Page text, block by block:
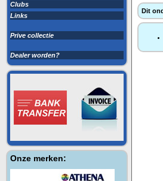
Clubs
Links
Prive collectie
Dealer worden?
Onze merken:
Dit